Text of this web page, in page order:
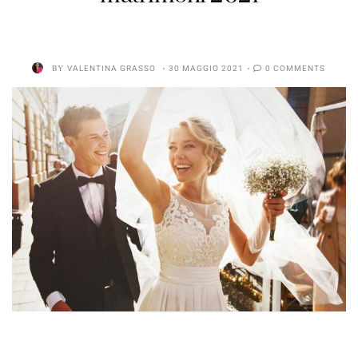
BY VALENTINA GRASSO 30 MAGGIO 2021 0 COMMENTS